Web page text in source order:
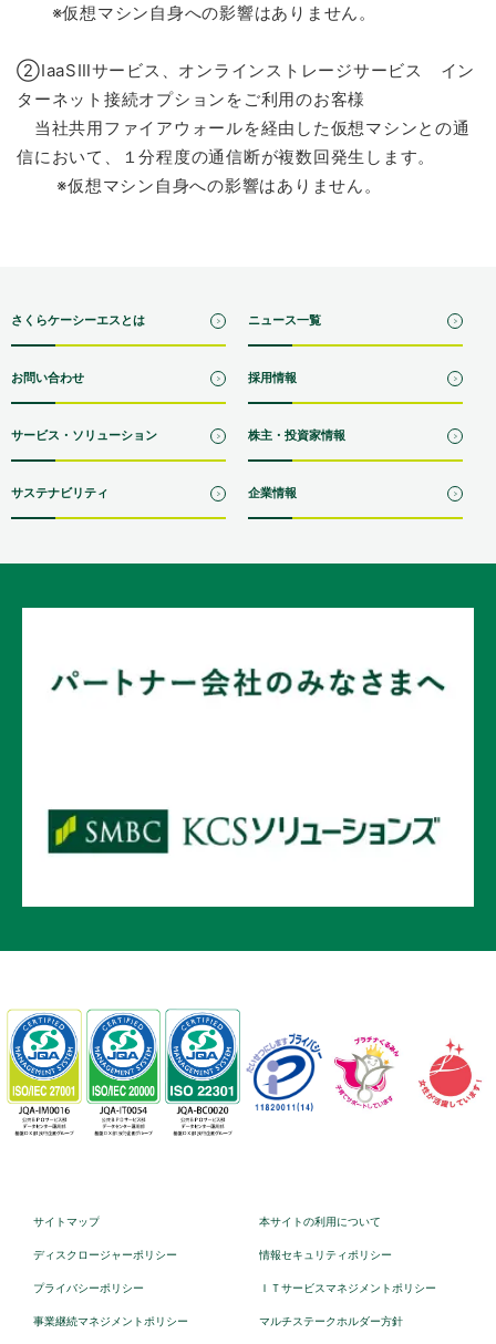
※仮想マシン自身への影響はありません。
②IaaSⅢサービス、オンラインストレージサービス イン
ターネット接続オプションをご利用のお客様
当社共用ファイアウォールを経由した仮想マシンとの通
信において、１分程度の通信断が複数回発生します。
※仮想マシン自身への影響はありません。
さくらケーシーエスとは ニュース一覧
お問い合わせ 採用情報
サービス・ソリューション 株主・投資家情報
サステナビリティ 企業情報
サイトマップ 本サイトの利用について
ディスクロージャーポリシー 情報セキュリティポリシー
プライバシーポリシー ＩＴサービスマネジメントポリシー
事業継続マネジメントポリシー マルチステークホルダー方針